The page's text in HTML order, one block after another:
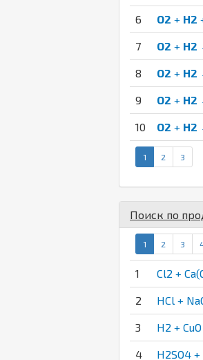
6 O2 + H2
7 O2 + H2
8 O2 + H2
9 O2 + H2
10 O2 + H2
1 2 3
Поиск по
1 2 3
1 Cl2 +
2 HCl +
3 H2 +
4 H2SO4